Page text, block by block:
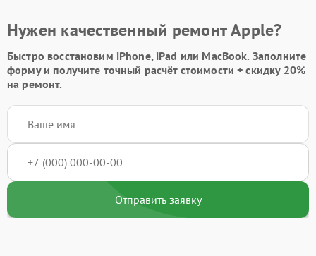
Нужен качественный ремонт Apple?
Быстро восстановим iPhone, iPad или MacBook. Заполните
формуи получите точный расчёт стоимости +скидку 20%
на ремонт.
Отправить заявку